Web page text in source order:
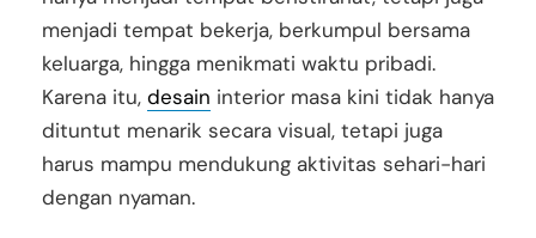
menjadi tempat bekerja, berkumpul bersama
keluarga, hingga menikmati waktu pribadi.
Karena itu, desain interior masa kini tidak hanya
dituntut menarik secara visual, tetapi juga
harus mampu mendukung aktivitas sehari-hari
dengan nyaman.